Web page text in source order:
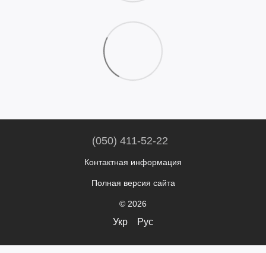
(050) 411-52-22
Контактная информация
Полная версия сайта
© 2026
Укр Рус